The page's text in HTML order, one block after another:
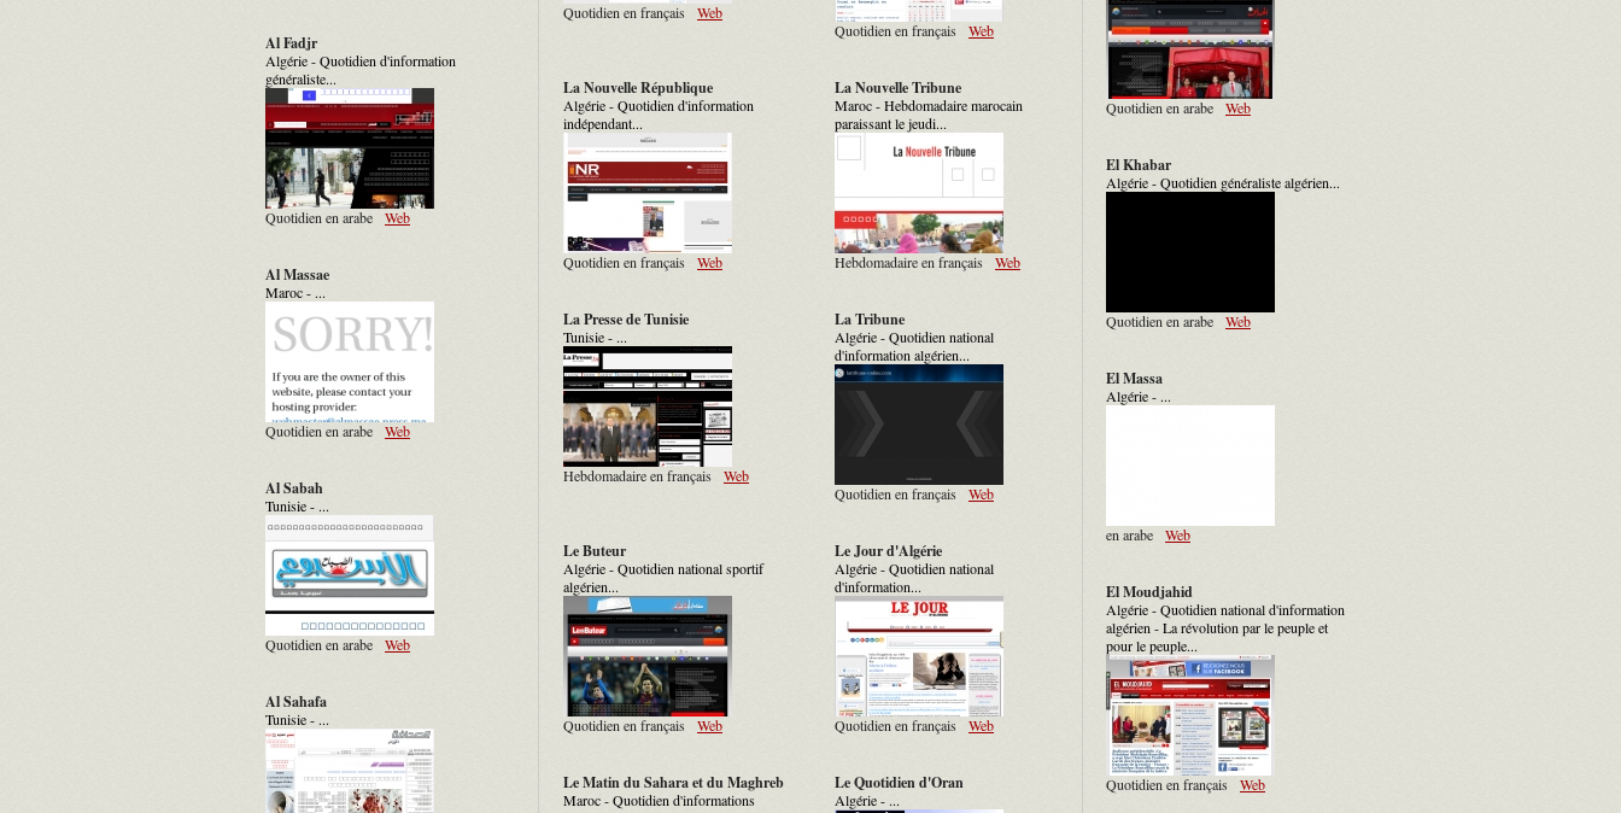
Al Fadjr
Algérie - Quotidien d'information
généraliste...
Quotidien en arabe Web
Al Massae
Maroc - ...
Quotidien en arabe Web
Al Sabah
Tunisie - ...
Quotidien en arabe Web
Al Sahafa
Tunisie - ...
Quotidien en français Web
Quotidien en français Web
La Nouvelle République
Algérie - Quotidien d'information
indépendant...
Quotidien en français Web
La Nouvelle Tribune
Maroc - Hebdomadaire marocain
paraissant le jeudi...
Hebdomadaire en français Web
La Presse de Tunisie
Tunisie - ...
Hebdomadaire en français Web
La Tribune
Algérie - Quotidien national
d'information algérien...
Quotidien en français Web
Le Buteur
Algérie - Quotidien national sportif
algérien...
Quotidien en français Web
Le Jour d'Algérie
Algérie - Quotidien national
d'information...
Quotidien en français Web
Le Matin du Sahara et du Maghreb
Maroc - Quotidien d'informations
Le Quotidien d'Oran
Algérie - ...
Quotidien en arabe Web
El Khabar
Algérie - Quotidien généraliste algérien...
Quotidien en arabe Web
El Massa
Algérie - ...
en arabe Web
El Moudjahid
Algérie - Quotidien national d'information
algérien - La révolution par le peuple et
pour le peuple...
Quotidien en français Web